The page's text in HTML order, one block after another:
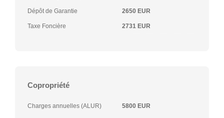
Dépôt de Garantie 2650 EUR
Taxe Foncière 2731 EUR
Copropriété
Charges annuelles (ALUR) 5800 EUR